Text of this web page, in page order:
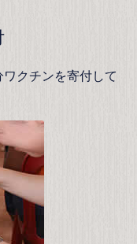
クチンを寄付して